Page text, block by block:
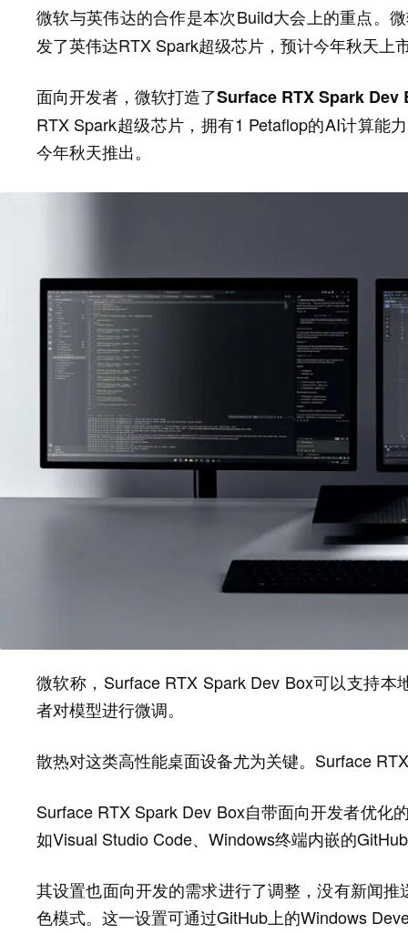
微软与英伟达的合作是本次Build大会上的重点。
发了英伟达RTX Spark超级芯片，预计今年秋天上
面向开发者，微软打造了Surface RTX Spark Dev
RTX Spark超级芯片，拥有1 Petaflop的AI计算能
今年秋天推出。
微软称，Surface RTX Spark Dev Box可以支持
者对模型进行微调。
散热对这类高性能桌面设备尤为关键。Surface
Surface RTX Spark Dev Box自带面向开发者优化
如Visual Studio Code、Windows终端内嵌的
其设置也面向开发的需求进行了调整，没有新闻
色模式。这一设置可通过GitHub上的Windows